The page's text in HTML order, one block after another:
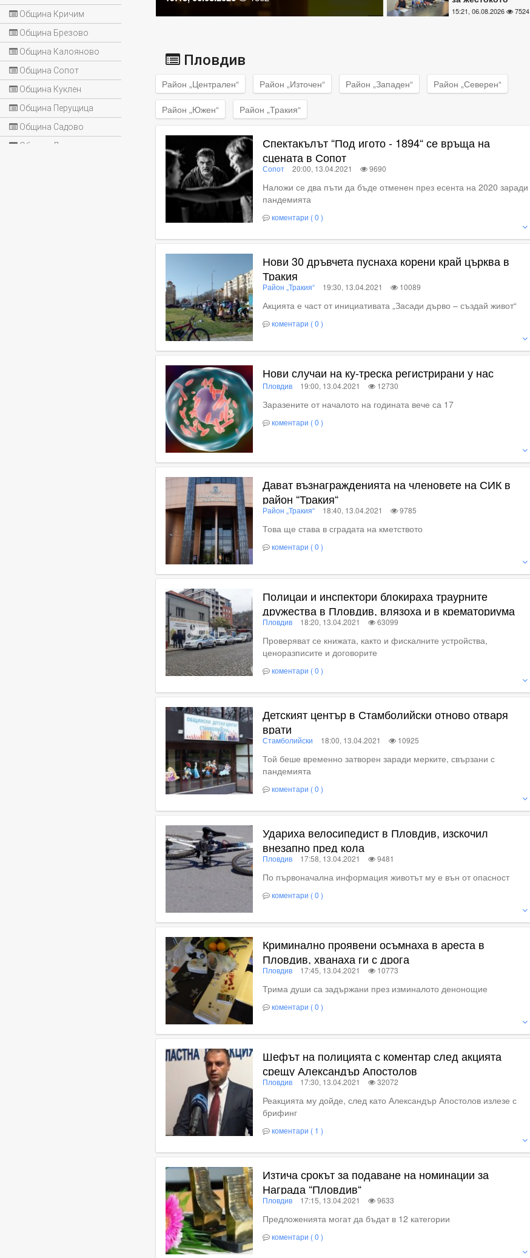
Община Кричим
Община Брезово
Община Калояново
Община Сопот
Община Куклен
Община Перущица
Община Садово
Община Лъки
убийство в
Пловдив НА ЖИВО
15:21, 06.08.2026 7524
Пловдив
Район „Централен“ Район „Източен“ Район „Западен“ Район „Северен“
Район „Южен“ Район „Тракия“
Спектакълът “Под игото - 1894“ се връща на
сцената в Сопот
Сопот 20:00, 13.04.2021 9690
Наложи се два пъти да бъде отменен през есента на 2020 заради
пандемията
коментари ( 0 )
Нови 30 дръвчета пуснаха корени край църква в
Тракия
Район „Тракия“ 19:30, 13.04.2021 10089
Акцията е част от инициативата „Засади дърво – създай живот“
коментари ( 0 )
Нови случаи на ку-треска регистрирани у нас
Пловдив 19:00, 13.04.2021 12730
Заразените от началото на годината вече са 17
коментари ( 0 )
Дават възнагражденията на членовете на СИК в
район “Тракия“
Район „Тракия“ 18:40, 13.04.2021 9785
Това ще става в сградата на кметството
коментари ( 0 )
Полицаи и инспектори блокираха траурните
дружества в Пловдив, влязоха и в крематориума
Пловдив 18:20, 13.04.2021 63099
Проверяват се книжата, както и фискалните устройства,
ценоразписите и договорите
коментари ( 0 )
Детският център в Стамболийски отново отваря
врати
Стамболийски 18:00, 13.04.2021 10925
Той беше временно затворен заради мерките, свързани с
пандемията
коментари ( 0 )
Удариха велосипедист в Пловдив, изскочил
внезапно пред кола
Пловдив 17:58, 13.04.2021 9481
По първоначална информация животът му е вън от опасност
коментари ( 0 )
Криминално проявени осъмнаха в ареста в
Пловдив, хванаха ги с дрога
Пловдив 17:45, 13.04.2021 10773
Трима души са задържани през изминалото денонощие
коментари ( 0 )
Шефът на полицията с коментар след акцията
срещу Александър Апостолов
Пловдив 17:30, 13.04.2021 32072
Реакцията му дойде, след като Александър Апостолов излезе с
брифинг
коментари ( 1 )
Изтича срокът за подаване на номинации за
Награда “Пловдив“
Пловдив 17:15, 13.04.2021 9633
Предложенията могат да бъдат в 12 категории
коментари ( 0 )